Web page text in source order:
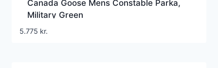
Canada Goose Mens Constable Parka,
Military Green
5.775 kr.